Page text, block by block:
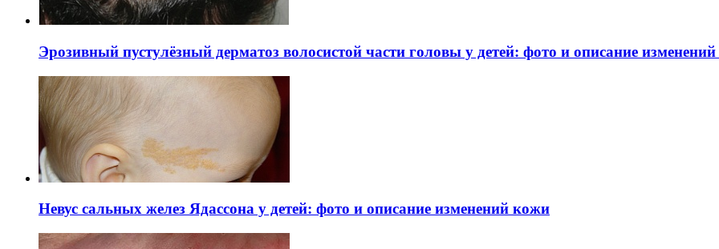
Эрозивный пустулёзный дерматоз волосистой части головы у детей: фото и описание
Невус сальных желез Ядассона у детей: фото и описание изменений кожи